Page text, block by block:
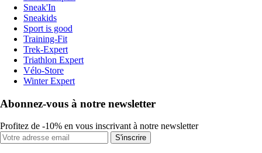
Sneak'In
Sneakids
Sport is good
Training-Fit
Trek-Expert
Triathlon Expert
Vélo-Store
Winter Expert
Abonnez-vous à notre newsletter
Profitez de -10% en vous inscrivant à notre newsletter
S'inscrire